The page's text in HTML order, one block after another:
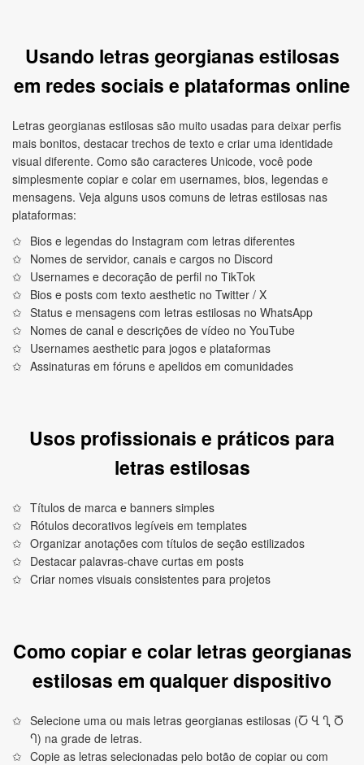
Usando letras georgianas estilosas
em redes sociais e plataformas online
Letras georgianas estilosas são muito usadas para deixar perfis
mais bonitos, destacar trechos de texto e criar uma identidade
visual diferente. Como são caracteres Unicode, você pode
simplesmente copiar e colar em usernames, bios, legendas e
mensagens. Veja alguns usos comuns de letras estilosas nas
plataformas:
Bios e legendas do Instagram com letras diferentes
Nomes de servidor, canais e cargos no Discord
Usernames e decoração de perfil no TikTok
Bios e posts com texto aesthetic no Twitter / X
Status e mensagens com letras estilosas no WhatsApp
Nomes de canal e descrições de vídeo no YouTube
Usernames aesthetic para jogos e plataformas
Assinaturas em fóruns e apelidos em comunidades
Usos profissionais e práticos para
letras estilosas
Títulos de marca e banners simples
Rótulos decorativos legíveis em templates
Organizar anotações com títulos de seção estilizados
Destacar palavras‑chave curtas em posts
Criar nomes visuais consistentes para projetos
Como copiar e colar letras georgianas
estilosas em qualquer dispositivo
Selecione uma ou mais letras georgianas estilosas (Ⴀ Ⴁ Ⴂ Ⴃ
Ⴄ) na grade de letras.
Copie as letras selecionadas pelo botão de copiar ou com